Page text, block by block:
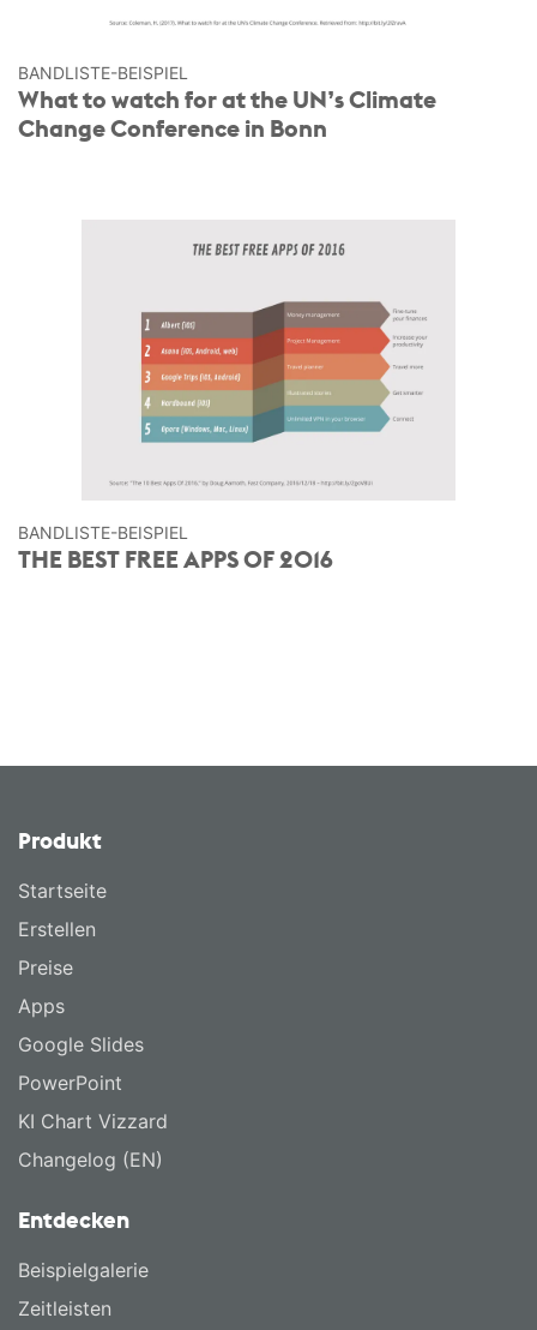
BANDLISTE-BEISPIEL
What to watch for at the UN’s Climate
Change Conference in Bonn
BANDLISTE-BEISPIEL
THE BEST FREE APPS OF 2016
Produkt
Startseite
Erstellen
Preise
Apps
Google Slides
PowerPoint
KI Chart Vizzard
Changelog (EN)
Entdecken
Beispielgalerie
Zeitleisten